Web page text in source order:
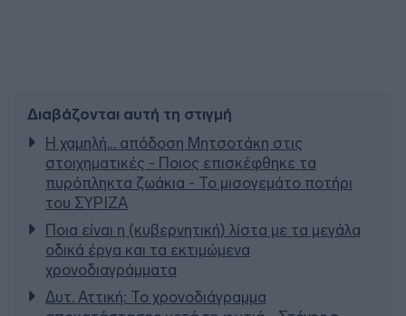
Διαβάζονται αυτή τη στιγμή
Η χαμηλή… απόδοση Μητσοτάκη στις
στοιχηματικές - Ποιος επισκέφθηκε τα
πυρόπληκτα ζωάκια - Το μισογεμάτο ποτήρι
του ΣΥΡΙΖΑ
Ποια είναι η (κυβερνητική) λίστα με τα μεγάλα
οδικά έργα και τα εκτιμώμενα
χρονοδιαγράμματα
Δυτ. Αττική: Το χρονοδιάγραμμα